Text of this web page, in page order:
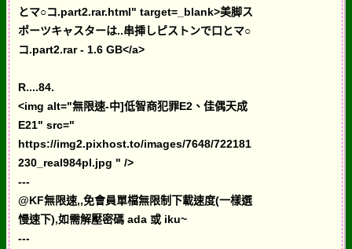
とマ○コ.part2.rar.html" target=_blank>美脚ス
ポーツキャスターは..串挿しピストンで口とマ○
コ.part2.rar - 1.6 GB</a>
R....84.
<img alt="無限速-中]低智商犯罪E2、佳偶天成
E21" src="
https://img2.pixhost.to/images/7648/722181
230_real984pl.jpg " />
---
@KF無限速,,免會員單檔無限制下載速度(一樣選
慢速下),如需解壓密碼 ada 或 iku~
---